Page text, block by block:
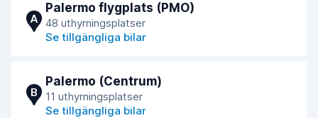
A
Palermo flygplats (PMO)
48 uthyrningsplatser
Se tillgängliga bilar
B
Palermo (Centrum)
11 uthyrningsplatser
Se tillgängliga bilar